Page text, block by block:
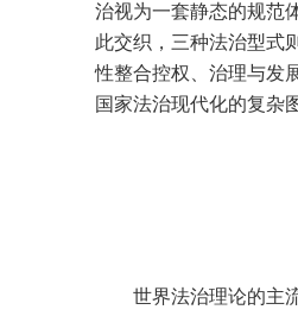
治视为一套静态的规范
此交织，三种法治型式
性整合控权、治理与发
国家法治现代化的复杂
世界法治理论的主